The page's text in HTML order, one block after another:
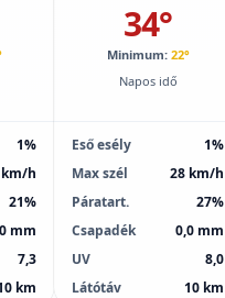
1%
h
21%
mm
7,3
km
34°
Minimum: 22°
Napos idő
Eső esély
1%
Max szél
28 km/h
Páratart.
27%
Csapadék
0,0 mm
UV
8,0
Látótáv
10 km